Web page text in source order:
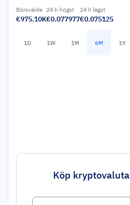
Börsvärde
€975.10K
24 h högst
€0.077977
24 h lägst
€0.075125
1D 1W 1M 6M 1Y
Köp kryptovaluta